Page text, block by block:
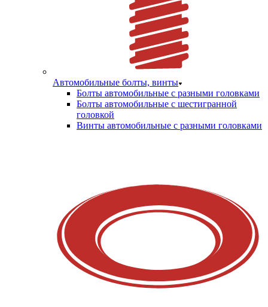
Автомобильные болты, винты
Болты автомобильные с разными головками
Болты автомобильные с шестигранной
головкой
Винты автомобильные с разными головками